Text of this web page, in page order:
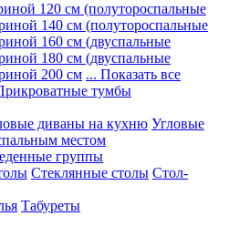
120 см (полутороспальные
140 см (полутороспальные
160 см (двуспальные
180 см (двуспальные
200 см ... Показать все
тумбы
диваны на кухню Угловые
местом
группы
Стеклянные столы Стол-
Табуреты